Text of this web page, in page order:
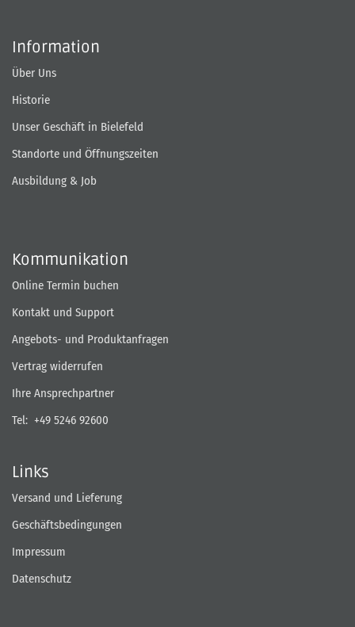
Information
Über Uns
Historie
Unser Geschäft in Bielefeld
Standorte und Öffnungszeiten
Ausbildung & Job
Kommunikation
Online Termin buchen
Kontakt und Support
Angebots- und Produktanfragen
Vertrag widerrufen
Ihre Ansprechpartner
Tel: +49 5246 92600
Links
Versand und Lieferung
Geschäftsbedingungen
Impressum
Datenschutz